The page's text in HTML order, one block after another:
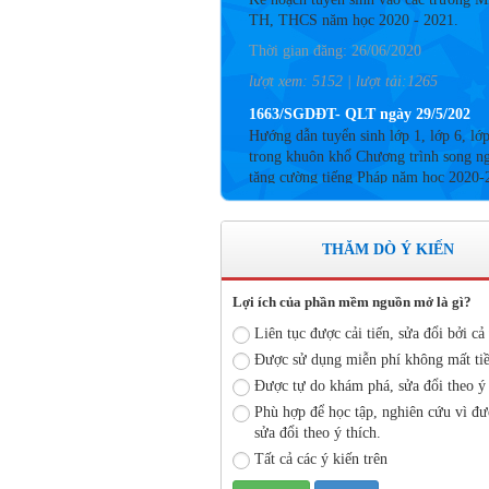
Thời gian đăng: 26/06/2020
lượt xem: 5152 | lượt tải:1265
1663/SGDĐT- QLT ngày 29/5/202
Hướng dẫn tuyển sinh lớp 1, lớp 6, lớp
trong khuôn khổ Chương trình song
tăng cường tiếng Pháp năm học 2020-
Thời gian đăng: 26/06/2020
Số: 05 /KHCM - THVY NGÀY 10/9&
TRIỂN ĐỘI NGŨ NĂM HỌC 2019-
Thời gian đăng: 11/06/2020
lượt xem: 8574 | lượt tải:2796
Số: 03 /KH-THVY ngày 17/9�
KẾ HOẠCH CÔNG TÁC KIỂM TRA
BỘ NĂM HỌC 2019– 2020
Thời gian đăng: 11/06/2020
lượt xem: 11741 | lượt tải:670
THĂM DÒ Ý KIẾN
Lợi ích của phần mềm nguồn mở là gì?
Liên tục được cải tiến, sửa đổi bởi cả
Được sử dụng miễn phí không mất
Được tự do khám phá, sửa đổi theo ý
Phù hợp để học tập, nghiên cứu vì
sửa đổi theo ý thích.
Tất cả các ý kiến trên